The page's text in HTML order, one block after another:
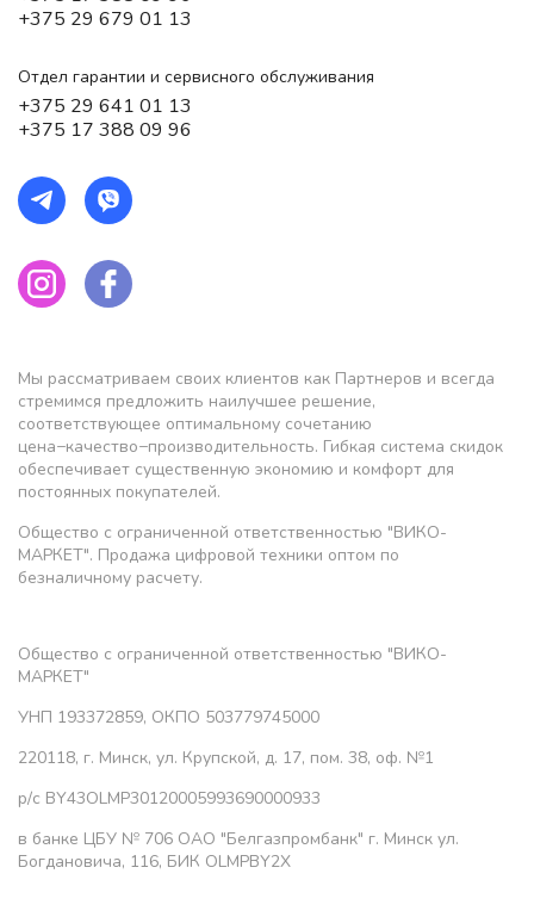
+375 29 679 01 13
Отдел гарантии и сервисного обслуживания
+375 29 641 01 13
+375 17 388 09 96
Мы рассматриваем своих клиентов как Партнеров и всегда
стремимся предложить наилучшее решение,
соответствующее оптимальному сочетанию
цена−качество−производительность. Гибкая система скидок
обеспечивает существенную экономию и комфорт для
постоянных покупателей.
Общество с ограниченной ответственностью "ВИКО-
МАРКЕТ". Продажа цифровой техники оптом по
безналичному расчету.
Общество с ограниченной ответственностью "ВИКО-
МАРКЕТ"
УНП 193372859, ОКПО 503779745000
220118, г. Минск, ул. Крупской, д. 17, пом. 38, оф. №1
р/с BY43OLMP30120005993690000933
в банке ЦБУ № 706 ОАО "Белгазпромбанк" г. Минск ул.
Богдановича, 116, БИК OLMPBY2X